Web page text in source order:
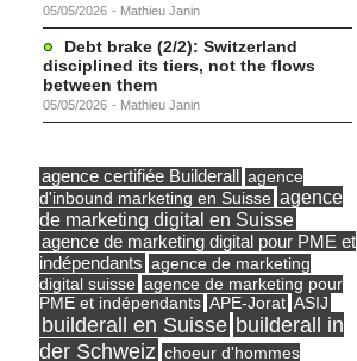
05/05/2026 - Mathieu Janin
Debt brake (2/2): Switzerland
disciplined its tiers, not the flows
between them
05/05/2026 - Mathieu Janin
agence certifiée Builderall
agence
d'inbound marketing en Suisse agence
de marketing digital en Suisse
agence de marketing digital pour PME et
indépendants agence de marketing
digital suisse agence de marketing pour
PME et indépendants APE-Jorat ASIJ
builderall en Suisse builderall in
der Schweiz choeur d'hommes